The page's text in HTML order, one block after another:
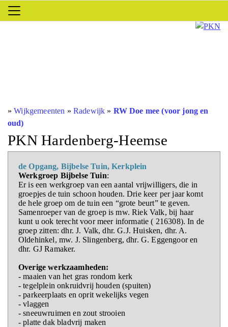
»Wijkgemeenten » Radewijk » RW Doe mee (voor jong en
oud)
PKN Hardenberg-Heemse
de Opgang, Bijbelse Tuin, Kerkplein
Werkgroep Bijbelse Tuin:
Er is een werkgroep van een aantal vrijwilligers, die in
groepjes de tuin schoon houden. Drie keer per jaar komt
de hele groep om de tuin een “grote beurt” te geven.
Samenroeper van de groep is mw. Riek Valk, bij haar
kunt u ook terecht voor meer informatie ( 216308). In de
groep zitten: dhr. J. Valk, dhr. G.J. Huisken, dhr. A.
Oldehinkel, mw. J. Slingenberg, dhr. G. Eggengoor en
dhr. GJ Ramaker.
Overige werkzaamheden:
- maaien van het gras rondom kerk
- tegelplein onkruidvrij houden (spuiten)
- parkeerplaats en oprit wekelijks vegen
- vlaggen
- sneeuwruimen en zout strooien
- platte dak bladvrij maken